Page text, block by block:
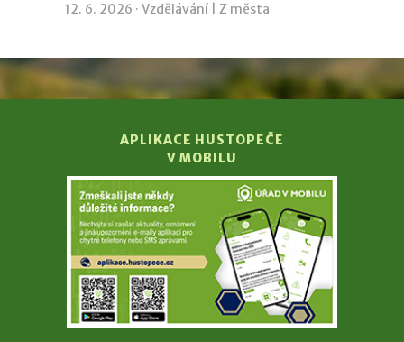
12. 6. 2026 · Vzdělávání Z města
APLIKACE HUSTOPEČE
V MOBILU